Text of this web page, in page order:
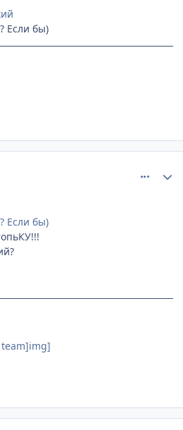
Если бы)
Если бы)